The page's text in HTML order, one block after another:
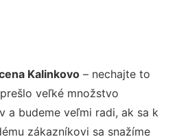
Kalinkovo – nechajte to
veľké množstvo
a budeme veľmi radi, ak sa k
zákazníkovi sa snažíme